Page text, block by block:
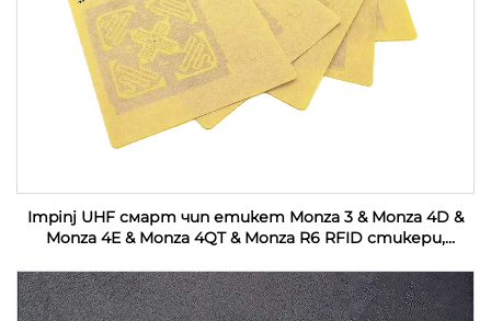
Impinj UHF смарт чип етикет Monza 3 & Monza 4D &
Monza 4E & Monza 4QT & Monza R6 RFID стикери,